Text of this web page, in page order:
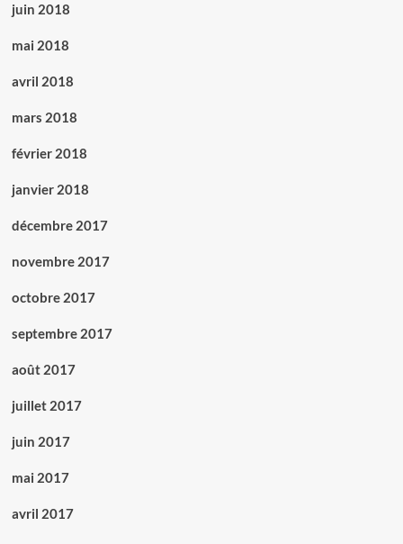
juin 2018
mai 2018
avril 2018
mars 2018
février 2018
janvier 2018
décembre 2017
novembre 2017
octobre 2017
septembre 2017
août 2017
juillet 2017
juin 2017
mai 2017
avril 2017